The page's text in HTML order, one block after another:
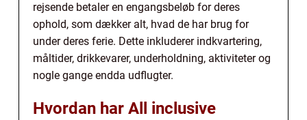
rejsende betaler en engangsbeløb for deres
ophold, som dækker alt, hvad de har brug for
under deres ferie. Dette inkluderer indkvartering,
måltider, drikkevarer, underholdning, aktiviteter og
nogle gange endda udflugter.
Hvordan har All inclusive